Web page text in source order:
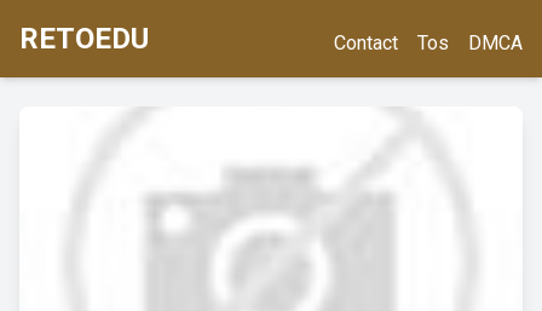
RETOEDU Contact Tos DMCA